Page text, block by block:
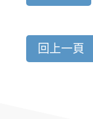
回上一頁